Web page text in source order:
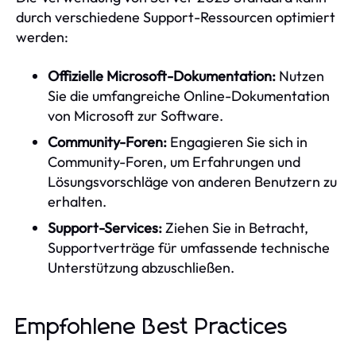
durch verschiedene Support-Ressourcen optimiert
werden:
Offizielle Microsoft-Dokumentation: Nutzen
Sie die umfangreiche Online-Dokumentation
von Microsoft zur Software.
Community-Foren: Engagieren Sie sich in
Community-Foren, um Erfahrungen und
Lösungsvorschläge von anderen Benutzern zu
erhalten.
Support-Services:Ziehen Sie in Betracht,
Supportverträge für umfassende technische
Unterstützung abzuschließen.
Empfohlene Best Practices